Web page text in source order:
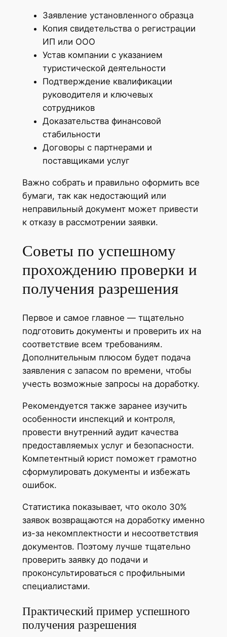
Заявление установленного образца
Копия свидетельства о регистрации
ИП или ООО
Устав компании с указанием
туристической деятельности
Подтверждение квалификации
руководителя и ключевых
сотрудников
Доказательства финансовой
стабильности
Договоры с партнерами и
поставщиками услуг
Важно собрать и правильно оформить все
бумаги, так как недостающий или
неправильный документ может привести
к отказу в рассмотрении заявки.
Советы по успешному
прохождению проверки и
получения разрешения
Первое и самое главное — тщательно
подготовить документы и проверить их на
соответствие всем требованиям.
Дополнительным плюсом будет подача
заявления с запасом по времени, чтобы
учесть возможные запросы на доработку.
Рекомендуется также заранее изучить
особенности инспекций и контроля,
провести внутренний аудит качества
предоставляемых услуг и безопасности.
Компетентный юрист поможет грамотно
сформулировать документы и избежать
ошибок.
Статистика показывает, что около 30%
заявок возвращаются на доработку именно
из-за некомплектности и несоответствия
документов. Поэтому лучше тщательно
проверить заявку до подачи и
проконсультироваться с профильными
специалистами.
Практический пример успешного
получения разрешения